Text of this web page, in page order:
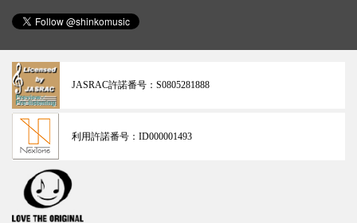
JASRAC許諾番号： S0805281888
利用許諾番号： ID000001493